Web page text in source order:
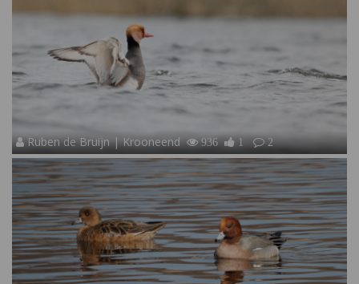
Ruben de Bruijn | Krooneend 936 1 2